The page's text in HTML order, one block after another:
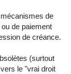
de
de paiement
de créance.
(surtout
le "vrai droit